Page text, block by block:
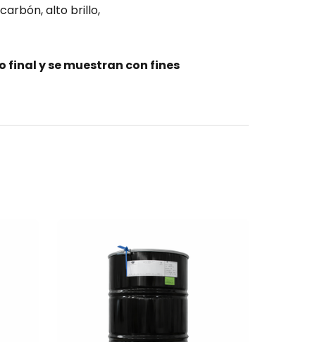
alto brillo,
final y se muestran con fines